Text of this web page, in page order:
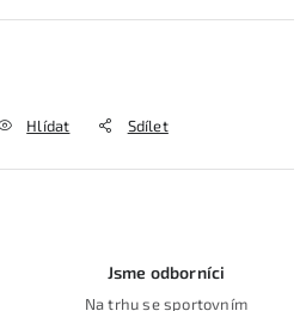
Hlídat Sdílet
Jsme odborníci
Na trhu se sportovním